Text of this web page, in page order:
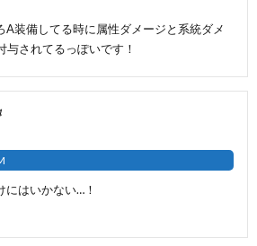
A装備してる時に属性ダメージと系統ダメ
されてるっぽいです！
にはいかない…！